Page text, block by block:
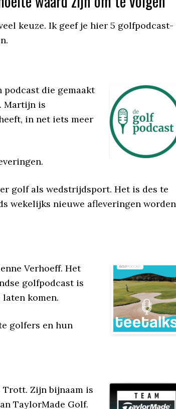
keuze. Ik geef je hier 5 golfpodcast-
podcast die gemaakt
Martijn is
in net iets meer
golf als wedstrijdsport. Het is des te
wekelijks nieuwe afleveringen worden
Verhoeff. Het
golfpodcast is
komen.
golfers en hun
Zijn bijnaam is
TaylorMade Golf.